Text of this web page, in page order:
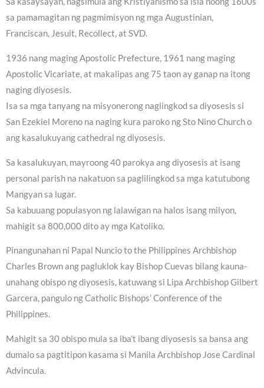
sa pamamagitan ng pagmimisyon ng mga Augustinian,
Franciscan, Jesuit, Recollect, at SVD.
1936 nang maging Apostolic Prefecture, 1961 nang maging
Apostolic Vicariate, at makalipas ang 75 taon ay ganap na itong
naging diyosesis.
Isa sa mga tanyang na misyonerong naglingkod sa diyosesis si
San Ezekiel Moreno na naging kura paroko ng Sto Nino Church o
ang kasalukuyang cathedral ng diyosesis.
Sa kasalukuyan, mayroong 40 parokya ang diyosesis at isang
personal parish na nakatuon sa paglilingkod sa mga katutubong
Mangyan sa lugar.
Sa kabuuang populasyon ng lalawigan na halos isang milyon,
mahigit sa 800,000 dito ay mga Katoliko.
Pinangunahan ni Papal Nuncio to the Philippines Archbishop
Charles Brown ang pagluklok kay Bishop Cuevas bilang kauna-
unahang obispo ng diyosesis, katuwang si Lipa Archbishop Gilbert
Garcera, pangulo ng Catholic Bishops’ Conference of the
Philippines.
Mahigit sa 30 obispo mula sa iba’t ibang diyosesis sa bansa ang
dumalo sa pagtitipon kasama si Manila Archbishop Jose Cardinal
Advincula.